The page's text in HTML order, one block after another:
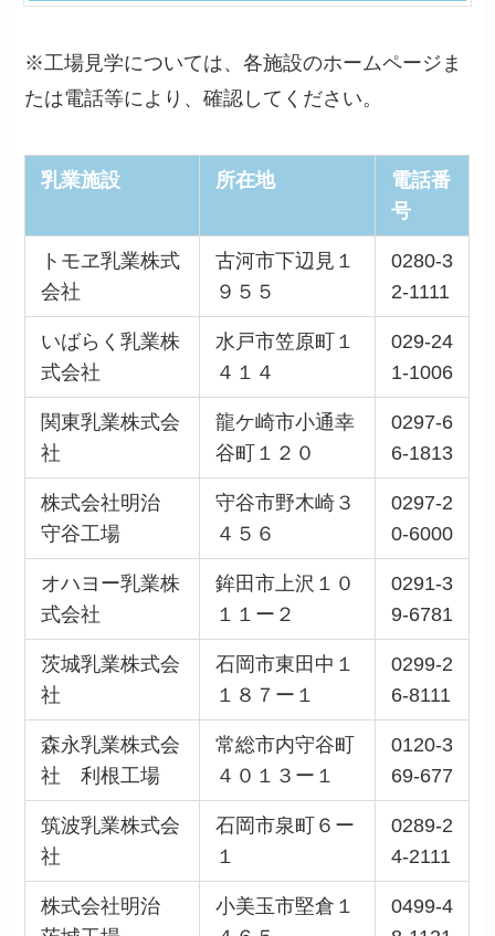
※工場見学については、各施設のホームページま
たは電話等により、確認してください。
乳業施設 所在地
電話番
号
トモヱ乳業株式
会社
古河市下辺見１
９５５
0280-3
2-1111
いばらく乳業株
式会社
水戸市笠原町１
４１４
029-24
1-1006
関東乳業株式会
社
龍ケ崎市小通幸
谷町１２０
0297-6
6-1813
株式会社明治
守谷工場
守谷市野木崎３
４５６
0297-2
0-6000
オハヨー乳業株
式会社
鉾田市上沢１０
１１ー２
0291-3
9-6781
茨城乳業株式会
社
石岡市東田中１
１８７ー１
0299-2
6-8111
森永乳業株式会
社 利根工場
常総市内守谷町
４０１３ー１
0120-3
69-677
筑波乳業株式会
社
石岡市泉町６ー
１
0289-2
4-2111
株式会社明治
小美玉市堅倉１
0499-4